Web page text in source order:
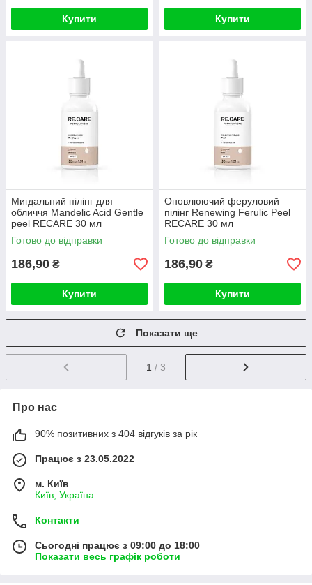
Купити Купити
Мигдальний пілінг для
обличчя Mandelic Acid Gentle
peel RECARE 30 мл
Готово до відправки
186,90 ₴
Купити
Оновлюючий феруловий
пілінг Renewing Ferulic Peel
RECARE 30 мл
Готово до відправки
186,90 ₴
Купити
Показати ще
1 / 3
Про нас
90% позитивних з 404 відгуків за рік
Працює з 23.05.2022
м. Київ
Київ, Україна
Контакти
Сьогодні працює з 09:00 до 18:00
Показати весь графік роботи